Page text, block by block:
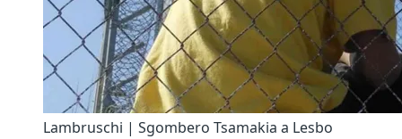
Lambruschi | Sgombero Tsamakia a Lesbo